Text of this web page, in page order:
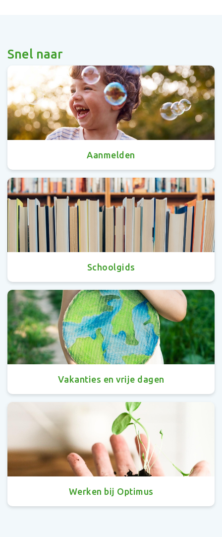
Snel naar
Aanmelden
Schoolgids
Vakanties en vrije dagen
Werken bij Optimus